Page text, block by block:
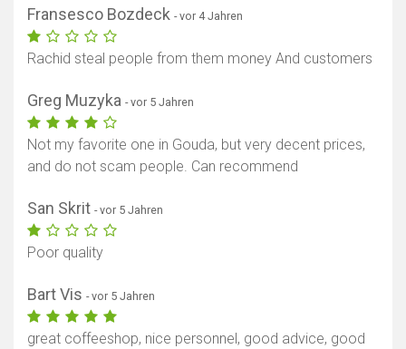
Fransesco Bozdeck - vor 4 Jahren
Rachid steal people from them money And customers
Greg Muzyka - vor 5 Jahren
Not my favorite one in Gouda, but very decent prices,
and do not scam people. Can recommend
San Skrit - vor 5 Jahren
Poor quality
Bart Vis - vor 5 Jahren
great coffeeshop, nice personnel, good advice, good